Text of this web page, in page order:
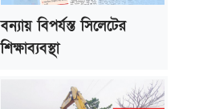
বন্যায় বিপর্যস্ত সিলেটের
শিক্ষাব্যবস্থা